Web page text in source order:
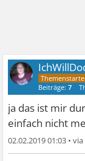
Beiträge:7
ja das ist mir
einfach nicht
02.02.2019 01:03 •